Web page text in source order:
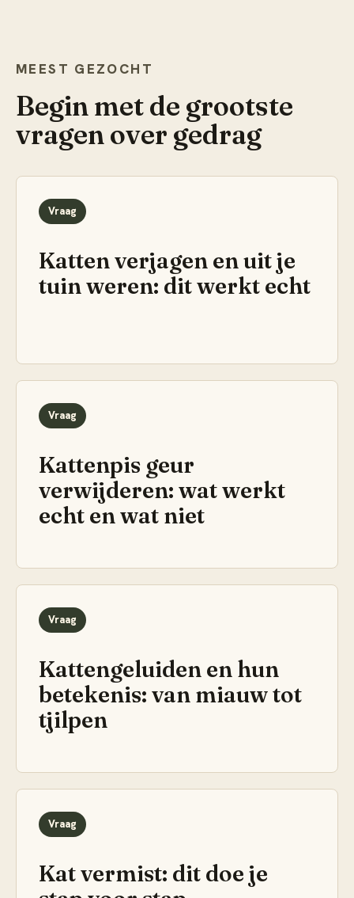
MEEST GEZOCHT
Begin met de grootste
vragen over gedrag
Vraag
Katten verjagen en uit je
tuin weren: dit werkt echt
Vraag
Kattenpis geur
verwijderen: wat werkt
echt en wat niet
Vraag
Kattengeluiden en hun
betekenis: van miauw tot
tjilpen
Vraag
Kat vermist: dit doe je